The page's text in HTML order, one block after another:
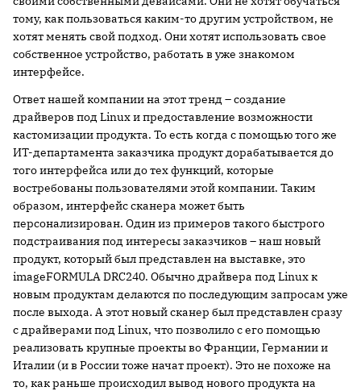
тому, как пользоваться каким-то другим устройством, не
хотят менять свой подход. Они хотят использовать свое
собственное устройство, работать в уже знакомом
интерфейсе.
Ответ нашей компании на этот тренд – создание
драйверов под Linux и предоставление возможности
кастомизации продукта. То есть когда с помощью того же
ИТ-департамента заказчика продукт дорабатывается до
того интерфейса или до тех функций, которые
востребованы пользователями этой компании. Таким
образом, интерфейс сканера может быть
персонализирован. Один из примеров такого быстрого
подстраивания под интересы заказчиков – наш новый
продукт, который был представлен на выставке, это
imageFORMULA DRC240. Обычно драйвера под Linux к
новым продуктам делаются по последующим запросам уже
после выхода. А этот новый сканер был представлен сразу
с драйверами под Linux, что позволило с его помощью
реализовать крупные проекты во Франции, Германии и
Италии (и в России тоже начат проект). Это не похоже на
то, как раньше происходил вывод нового продукта на